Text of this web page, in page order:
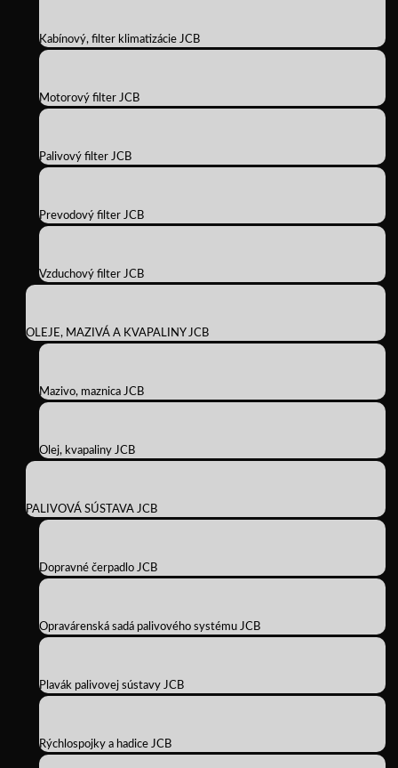
Kabínový, filter klimatizácie JCB
Motorový filter JCB
Palivový filter JCB
Prevodový filter JCB
Vzduchový filter JCB
OLEJE, MAZIVÁ A KVAPALINY JCB
Mazivo, maznica JCB
Olej, kvapaliny JCB
PALIVOVÁ SÚSTAVA JCB
Dopravné čerpadlo JCB
Opravárenská sadá palivového systému JCB
Plavák palivovej sústavy JCB
Rýchlospojky a hadice JCB